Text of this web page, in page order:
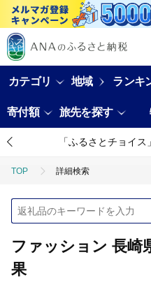
カテゴリ 地域 ランキ
寄付額 旅先を探す
「ふるさとチョイ
TOP 詳細検索
ファッション 長崎
果